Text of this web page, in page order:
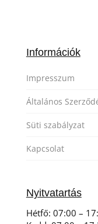
Információk
Impresszum
Általános
Süti szabályzat
Kapcsolat
Nyitvatartás
Hétfő: 07:00 –